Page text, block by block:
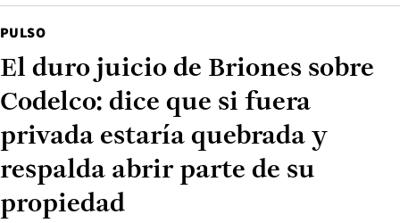
PULSO
El duro juicio de Briones sobre
Codelco: dice que si fuera
privada estaría quebrada y
respalda abrir parte de su
propiedad